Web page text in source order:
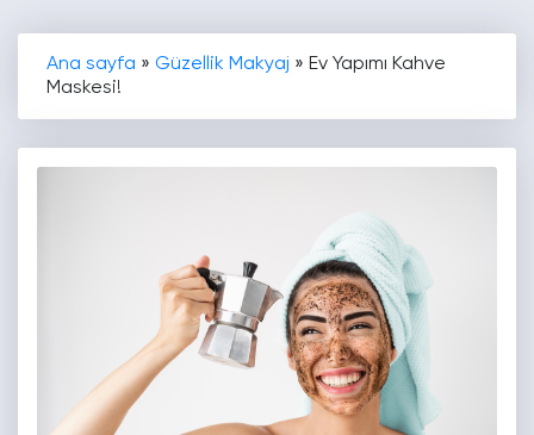
Ana sayfa » Güzellik Makyaj » Ev Yapımı Kahve
Maskesi!